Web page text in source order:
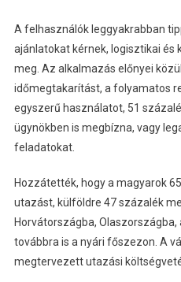
A felhasználók leggyakrabban
ajánlatokat kérnek, logisztikai és
meg. Az alkalmazás előnyei
időmegtakarítást, a folyamatos
egyszerű használatot, 51
ügynökben is megbízna, vagy
feladatokat.
Hozzátették, hogy a magyarok
utazást, külföldre 47 százalék
Horvátországba,
továbbra is a nyári főszezon. A
megtervezett utazási